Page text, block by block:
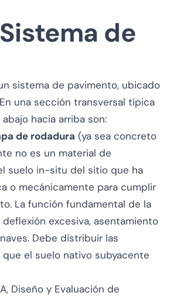
de
sistema de pavimento, ubicado
una sección transversal típica
hacia arriba son:
de rodadura (ya sea concreto
no es un material de
suelo in-situ del sitio que ha
o mecánicamente para cumplir
La función fundamental de la
excesiva, asentamiento
Debe distribuir las
el suelo nativo subyacente
Diseño y Evaluación de